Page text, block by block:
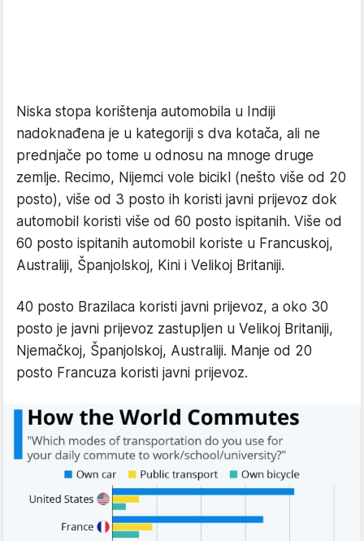
Niska stopa korištenja automobila u Indiji
nadoknađena je u kategoriji s dva kotača, ali ne
prednjače po tome u odnosu na mnoge druge
zemlje. Recimo, Nijemci vole bicikl (nešto više od 20
posto), više od 3 posto ih koristi javni prijevoz dok
automobil koristi više od 60 posto ispitanih. Više od
60 posto ispitanih automobil koriste u Francuskoj,
Australiji, Španjolskoj, Kini i Velikoj Britaniji.
40 posto Brazilaca koristi javni prijevoz, a oko 30
posto je javni prijevoz zastupljen u Velikoj Britaniji,
Njemačkoj, Španjolskoj, Australiji. Manje od 20
posto Francuza koristi javni prijevoz.